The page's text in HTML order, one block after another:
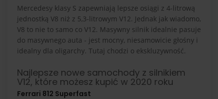
Mercedesy klasy S zapewniają lepsze osiągi z 4-litrową
jednostką V8 niż z 5,3-litrowym V12. Jednak jak wiadomo,
V8 to nie to samo co V12. Masywny silnik idealnie pasuje
do masywnego auta - jest mocny, niesamowicie głośny i
idealny dla oligarchy. Tutaj chodzi o ekskluzywność.
Najlepsze nowe samochody z silnikiem
V12, które możesz kupić w 2020 roku
Ferrari 812 Superfast